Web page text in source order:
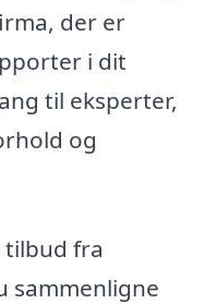
der er
i dit
til eksperter,
og
fra
sammenligne